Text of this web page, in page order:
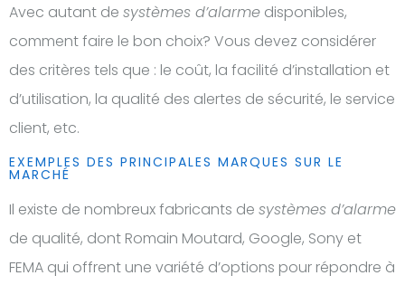
Avec autant de systèmes d’alarme disponibles,
comment faire le bon choix? Vous devez considérer
des critères tels que : le coût, la facilité d’installation et
d’utilisation, la qualité des alertes de sécurité, le service
client, etc.
EXEMPLES DES PRINCIPALES MARQUES SUR LE
MARCHÉ
Il existe de nombreux fabricants de systèmes d’alarme
de qualité, dont Romain Moutard, Google, Sony et
FEMA qui offrent une variété d’options pour répondre à